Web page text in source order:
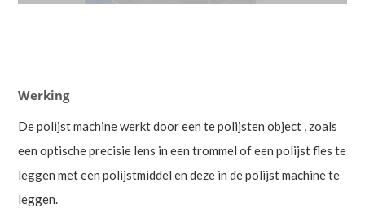
Werking
De polijst machine werkt door een te polijsten object , zoals
een optische precisie lens in een trommel of een polijst fles te
leggen met een polijstmiddel en deze in de polijst machine te
leggen.